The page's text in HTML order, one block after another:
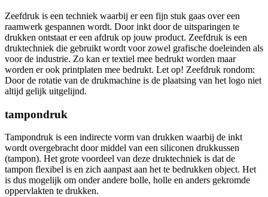
Zeefdruk is een techniek waarbij er een fijn stuk gaas over een
raamwerk gespannen wordt. Door inkt door de uitsparingen te
drukken ontstaat er een afdruk op jouw product. Zeefdruk is een
druktechniek die gebruikt wordt voor zowel grafische doeleinden als
voor de industrie. Zo kan er textiel mee bedrukt worden maar
worden er ook printplaten mee bedrukt. Let op! Zeefdruk rondom:
Door de rotatie van de drukmachine is de plaatsing van het logo niet
altijd gelijk uitgelijnd.
tampondruk
Tampondruk is een indirecte vorm van drukken waarbij de inkt
wordt overgebracht door middel van een siliconen drukkussen
(tampon). Het grote voordeel van deze druktechniek is dat de
tampon flexibel is en zich aanpast aan het te bedrukken object. Het
is dus mogelijk om onder andere bolle, holle en anders gekromde
oppervlakten te drukken.